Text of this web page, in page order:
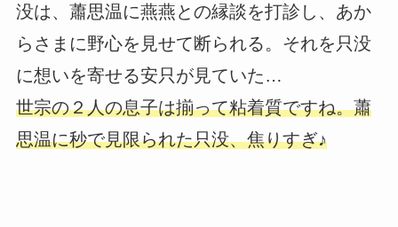
没は、蕭思温に燕燕との縁談を打診し、あか
らさまに野心を見せて断られる。それを只没
に想いを寄せる安只が見ていた…
世宗の２人の息子は揃って粘着質ですね。蕭
思温に秒で見限られた只没、焦りすぎ♪